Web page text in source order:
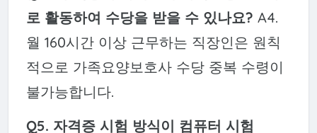
로 활동하여 수당을 받을 수 있나요? A4.
월 160시간 이상 근무하는 직장인은 원칙
적으로 가족요양보호사 수당 중복 수령이
불가능합니다.
Q5. 자격증 시험 방식이 컴퓨터 시험